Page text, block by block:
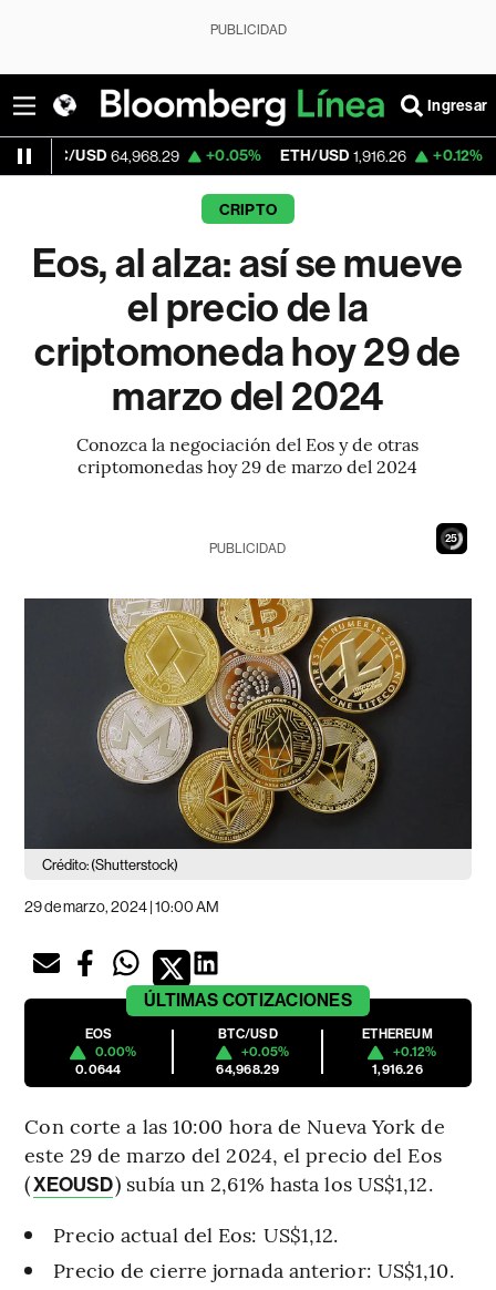
PUBLICIDAD
Ingresar
64,968.29 +0.05% ETH/USD 1,916.26 +0.12% Visa
CRIPTO
Eos, al alza: así se mueve
el precio de la
criptomoneda hoy 29 de
marzo del 2024
Conozca la negociación del Eos y de otras
criptomonedas hoy 29 de marzo del 2024
24
PUBLICIDAD
Crédito: (Shutterstock)
29 de marzo, 2024 | 10:00 AM
ÚLTIMAS COTIZACIONES
EOS
0.00%
0.0644
BTC/USD
+0.05%
64,968.29
ETHEREUM
+0.12%
1,916.26
Con corte a las 10:00 hora de Nueva York de
este 29 de marzo del 2024, el precio del Eos
(XEOUSD) subía un 2,61% hasta los US$1,12.
Precio actual del Eos: US$1,12.
Precio de cierre jornada anterior: US$1,10.